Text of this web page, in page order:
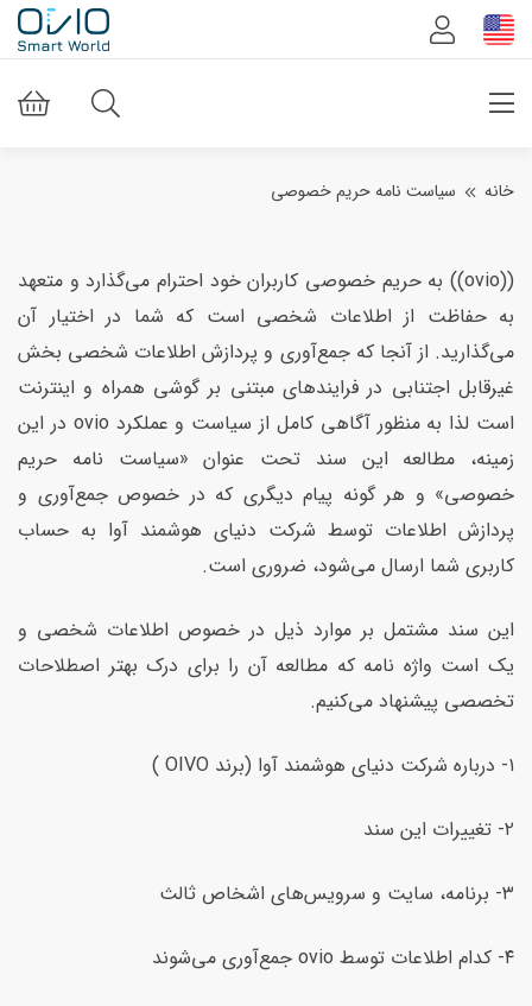
خانه سیاست نامه حریم خصوصی
((ovio)) به حریم خصوصی کاربران خود احترام می‌گذارد و متعهد
به حفاظت از اطلاعات شخصی است که شما در اختیار آن
می‌گذارید. از آنجا که جمع‌آوری و پردازش اطلاعات شخصی بخش
غیرقابل اجتنابی در فرایندهای مبتنی بر گوشی همراه و اینترنت
است لذا به منظور آگاهی کامل از سیاست و عملکرد ovio در این
زمینه، مطالعه این سند تحت عنوان «سیاست نامه حریم
خصوصی» و هر گونه پیام دیگری که در خصوص جمع‌آوری و
پردازش اطلاعات توسط شرکت دنیای هوشمند آوا به حساب
کاربری شما ارسال می‌شود، ضروری است.
این سند مشتمل بر موارد ذیل در خصوص اطلاعات شخصی و
یک است واژه نامه که مطالعه آن را برای درک بهتر اصطلاحات
تخصصی پیشنهاد می‌کنیم.
۱- درباره شرکت دنیای هوشمند آوا (برند OIVO )
۲- تغییرات این سند
۳- برنامه، سایت و سرویس‌های اشخاص ثالث
۴- کدام اطلاعات توسط ovio جمع‌آوری می‌شوند